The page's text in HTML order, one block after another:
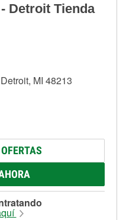
Detroit Tienda
MI 48213